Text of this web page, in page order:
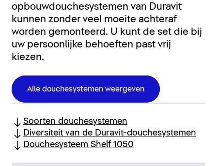
opbouwdouchesystemen van Duravit
kunnen zonder veel moeite achteraf
worden gemonteerd. U kunt de set die bij
uw persoonlijke behoeften past vrij
kiezen.
Alle douchesystemen weergeven
Soorten douchesystemen
Diversiteit van de Duravit-douchesystemen
Douchesysteem Shelf 1050